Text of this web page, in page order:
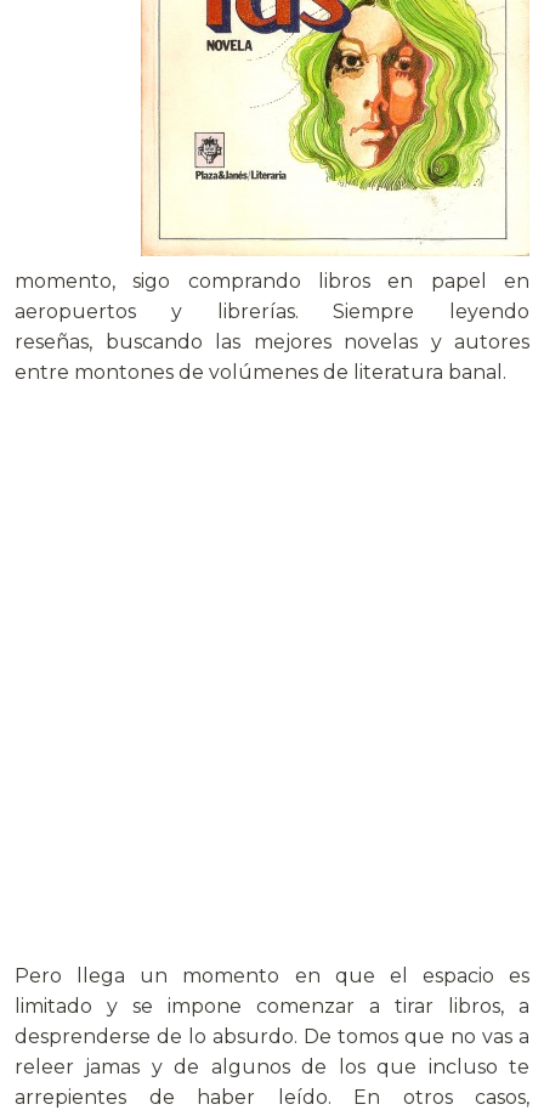
momento, sigo comprando libros en papel en
aeropuertos y librerías. Siempre leyendo
reseñas, buscando las mejores novelas y autores
entre montones de volúmenes de literatura banal.
Pero llega un momento en que el espacio es
limitado y se impone comenzar a tirar libros, a
desprenderse de lo absurdo. De tomos que no vas a
releer jamas y de algunos de los que incluso te
arrepientes de haber leído. En otros casos,